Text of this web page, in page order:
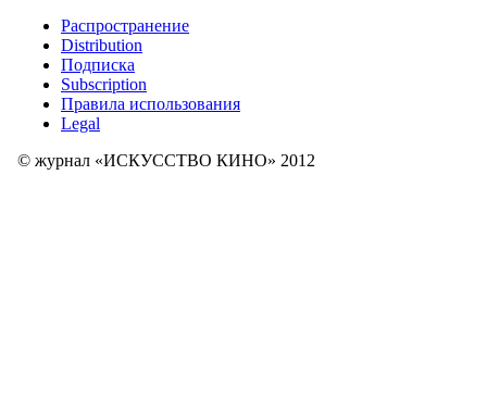
Распространение
Distribution
Подписка
Subscription
Правила использования
Legal
© журнал «ИСКУССТВО КИНО» 2012